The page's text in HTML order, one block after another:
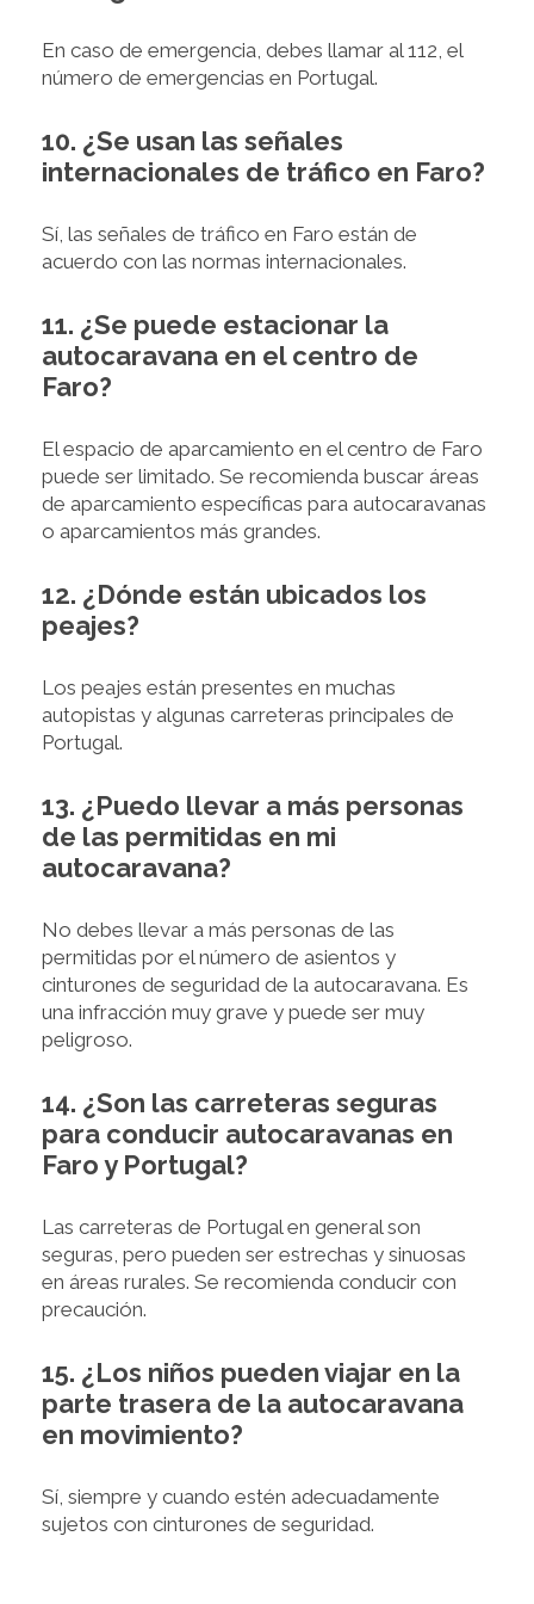
En caso de emergencia, debes llamar al 112, el
número de emergencias en Portugal.
10. ¿Se usan las señales
internacionales de tráfico en Faro?
Sí, las señales de tráfico en Faro están de
acuerdo con las normas internacionales.
11. ¿Se puede estacionar la
autocaravana en el centro de
Faro?
El espacio de aparcamiento en el centro de Faro
puede ser limitado. Se recomienda buscar áreas
de aparcamiento específicas para autocaravanas
o aparcamientos más grandes.
12. ¿Dónde están ubicados los
peajes?
Los peajes están presentes en muchas
autopistas y algunas carreteras principales de
Portugal.
13. ¿Puedo llevar a más personas
de las permitidas en mi
autocaravana?
No debes llevar a más personas de las
permitidas por el número de asientos y
cinturones de seguridad de la autocaravana. Es
una infracción muy grave y puede ser muy
peligroso.
14. ¿Son las carreteras seguras
para conducir autocaravanas en
Faro y Portugal?
Las carreteras de Portugal en general son
seguras, pero pueden ser estrechas y sinuosas
en áreas rurales. Se recomienda conducir con
precaución.
15. ¿Los niños pueden viajar en la
parte trasera de la autocaravana
en movimiento?
Sí, siempre y cuando estén adecuadamente
sujetos con cinturones de seguridad.